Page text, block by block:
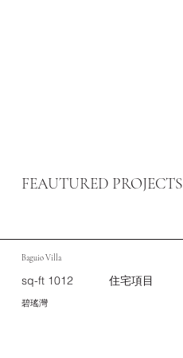
FEAUTURED PROJECTS
Baguio Villa
sq-ft 1012 住宅項目
碧瑤灣